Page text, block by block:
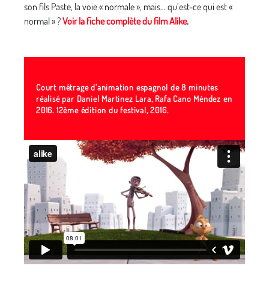
son fils Paste, la voie « normale », mais… qu’est-ce qui est «
normal » ?Voir la fiche complète du film Alike.
Court métrage d'animation espagnol de 8 minutes
réalisé par Daniel Martinez Lara, Rafa Cano Méndez en
2016. 12ème édition du festival, 2016.